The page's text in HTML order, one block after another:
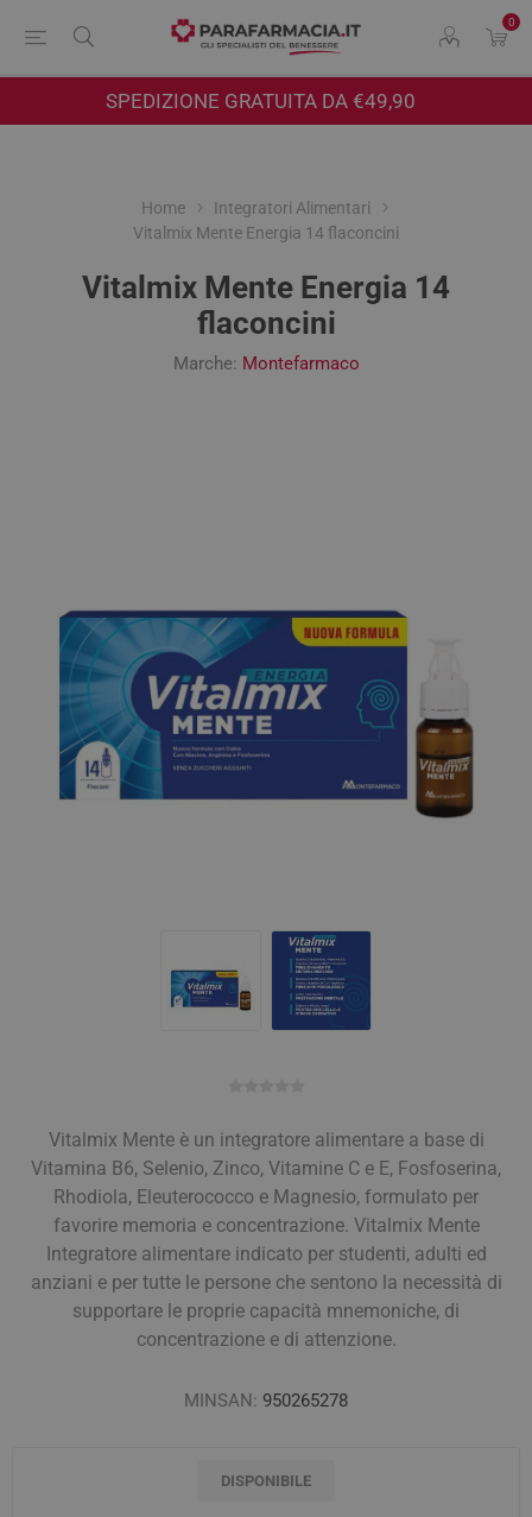
0
SPEDIZIONE GRATUITA DA €49,90
Home
Integratori Alimentari
Vitalmix Mente Energia 14 flaconcini
Vitalmix Mente Energia 14
flaconcini
Marche: Montefarmaco
Vitalmix Mente è un integratore alimentare a base di
Vitamina B6, Selenio, Zinco, Vitamine C e E, Fosfoserina,
Rhodiola, Eleuterococco e Magnesio, formulato per
favorire memoria e concentrazione. Vitalmix Mente
Integratore alimentare indicato per studenti, adulti ed
anziani e per tutte le persone che sentono la necessità di
supportare le proprie capacità mnemoniche, di
concentrazione e di attenzione.
MINSAN: 950265278
DISPONIBILE